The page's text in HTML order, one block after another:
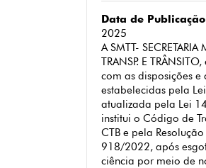
Data de
2025
A SMTT-
TRANSP. E
com as disposições e
estabelecidas pela
atualizada pela Lei
institui o Código de
CTB e pela
918/2022, após
ciência por meio de